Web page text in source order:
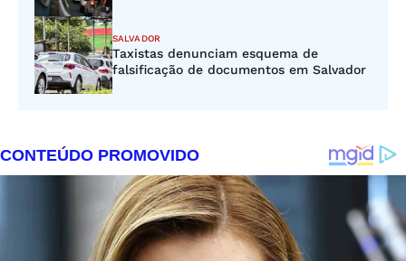
SALVADOR
Taxistas denunciam esquema de
falsificação de documentos em Salvador